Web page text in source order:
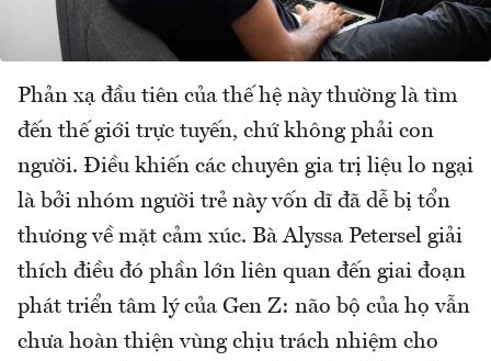
Phản xạ đầu tiên của thế hệ này thường là tìm
đến thế giới trực tuyến, chứ không phải con
người. Điều khiến các chuyên gia trị liệu lo ngại
là bởi nhóm người trẻ này vốn dĩ đã dễ bị tổn
thương về mặt cảm xúc. Bà Alyssa Petersel giải
thích điều đó phần lớn liên quan đến giai đoạn
phát triển tâm lý của Gen Z: não bộ của họ vẫn
chưa hoàn thiện vùng chịu trách nhiệm cho